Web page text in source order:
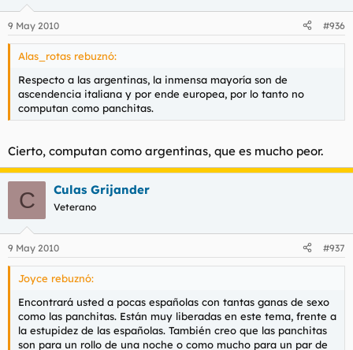
9 May 2010 #936
Alas_rotas rebuznó:
Respecto a las argentinas, la inmensa mayoría son de
ascendencia italiana y por ende europea, por lo tanto no
computan como panchitas.
Cierto, computan como argentinas, que es mucho peor.
C Culas Grijander
Veterano
9 May 2010 #937
Joyce rebuznó:
Encontrará usted a pocas españolas con tantas ganas de sexo
como las panchitas. Están muy liberadas en este tema, frente a
la estupidez de las españolas. También creo que las panchitas
son para un rollo de una noche o como mucho para un par de